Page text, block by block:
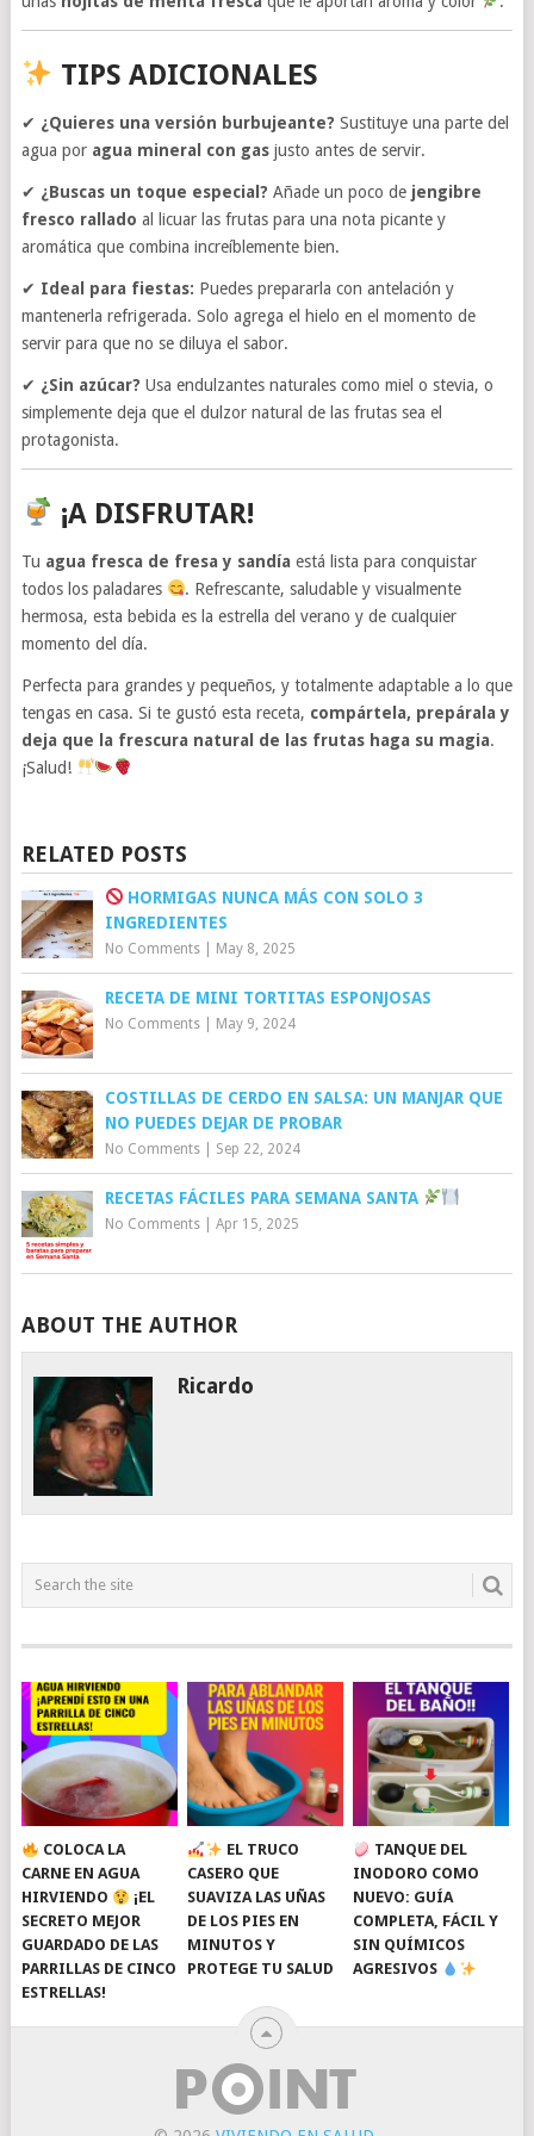
TIPS ADICIONALES
✔ ¿Quieres una versión burbujeante? Sustituye una parte del
agua por agua mineral con gasjusto antes de servir.
✔ ¿Buscas un toque especial? Añade un poco de jengibre
fresco rallado al licuar las frutas para una nota picante y
aromática que combina increíblemente bien.
✔ Ideal para fiestas: Puedes prepararla con antelación y
mantenerla refrigerada. Solo agrega el hielo en el momento de
servir para que no se diluya el sabor.
✔ ¿Sin azúcar? Usa endulzantes naturales como miel o stevia, o
simplemente deja que el dulzor natural de las frutas sea el
protagonista.
¡A DISFRUTAR!
Tu agua fresca de fresa y sandía está lista para conquistar
todos los paladares
. Refrescante, saludable y visualmente
hermosa, esta bebida es la estrella del verano y de cualquier
momento del día.
Perfecta para grandes y pequeños, y totalmente adaptable a lo que
tengas en casa. Si te gustó esta receta, compártela, prepárala y
deja que la frescura natural de las frutas haga su magia.
¡Salud!
RELATED POSTS
HORMIGAS NUNCA MÁS CON SOLO 3
INGREDIENTES
No Comments| May 8, 2025
RECETA DE MINI TORTITAS ESPONJOSAS
No Comments| May 9, 2024
COSTILLAS DE CERDO EN SALSA: UN MANJAR QUE
NO PUEDES DEJAR DE PROBAR
No Comments| Sep 22, 2024
RECETAS FÁCILES PARA SEMANA SANTA
No Comments| Apr 15, 2025
ABOUT THE AUTHOR
Ricardo
COLOCA LA
CARNE EN AGUA
HIRVIENDO
¡EL
SECRETO MEJOR
GUARDADO DE LAS
PARRILLAS DE CINCO
ESTRELLAS!
EL TRUCO
CASERO QUE
SUAVIZA LAS UÑAS
DE LOS PIES EN
MINUTOS Y
PROTEGE TU SALUD
TANQUE DEL
INODORO COMO
NUEVO: GUÍA
COMPLETA, FÁCIL Y
SIN QUÍMICOS
AGRESIVOS